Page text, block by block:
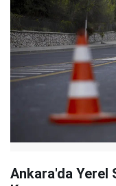
Ankara'da Yerel